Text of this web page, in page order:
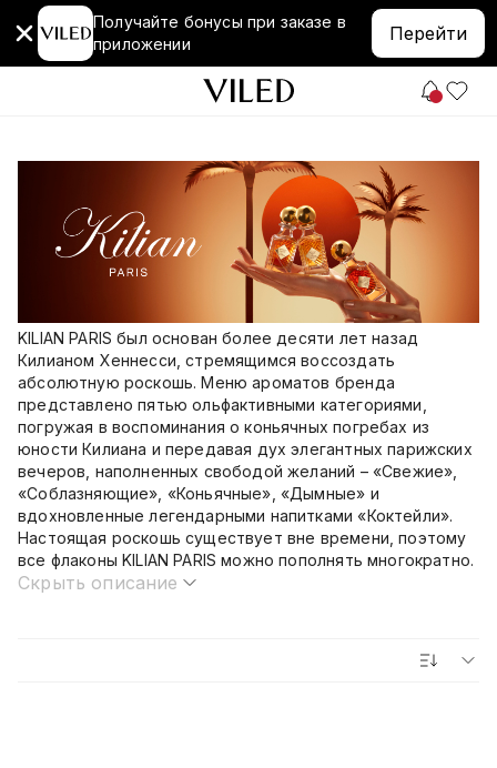
Получайте бонусы при заказе в
приложении
Перейти
KILIAN PARIS был основан более десяти лет назад
Килианом Хеннесси, стремящимся воссоздать
абсолютную роскошь. Меню ароматов бренда
представлено пятью ольфактивными категориями,
погружая в воспоминания о коньячных погребах из
юности Килиана и передавая дух элегантных парижских
вечеров, наполненных свободой желаний – «Свежие»,
«Соблазняющие», «Коньячные», «Дымные» и
вдохновленные легендарными напитками «Коктейли».
Настоящая роскошь существует вне времени, поэтому
все флаконы KILIAN PARIS можно пополнять многократно.
Скрыть описание